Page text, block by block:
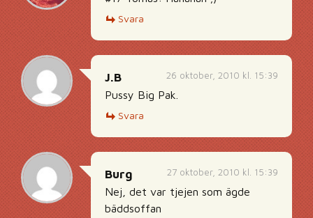
Svara
26 oktober, 2010 kl. 15:39
J.B
Pussy Big Pak.
Svara
27 oktober, 2010 kl. 15:39
Burg
Nej, det var tjejen som ägde
bäddsoffan